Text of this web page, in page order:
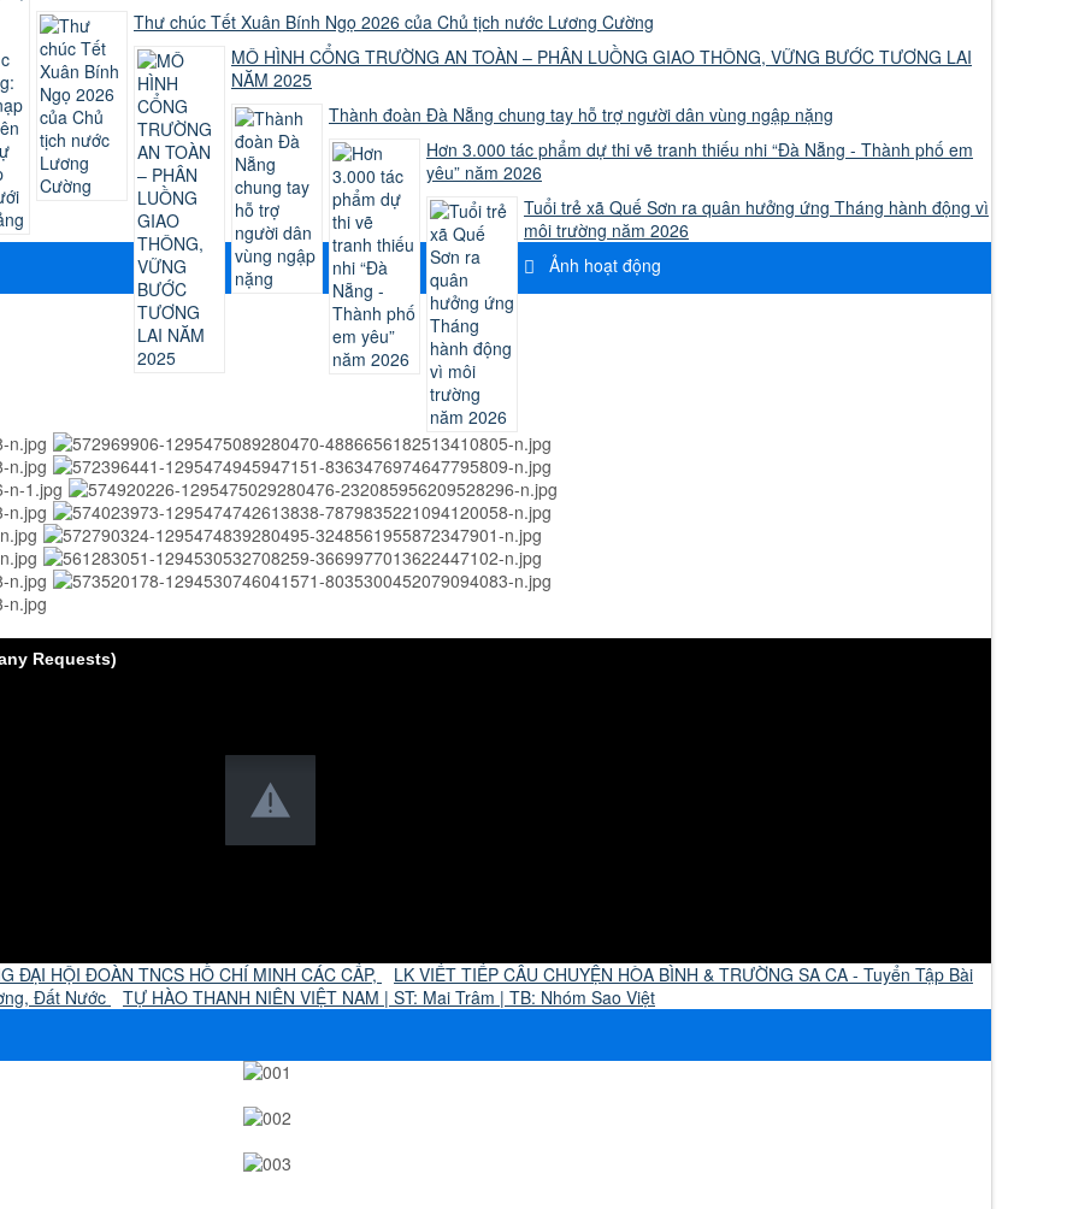
Thư chúc Tết Xuân Bính Ngọ 2026 của Chủ tịch nước Lương Cường
MÔ HÌNH CỔNG TRƯỜNG AN TOÀN – PHÂN LUỒNG GIAO THÔNG, VỮNG BƯỚC TƯƠNG LAI
NĂM 2025
Thành đoàn Đà Nẵng chung tay hỗ trợ người dân vùng ngập nặng
Hơn 3.000 tác phẩm dự thi vẽ tranh thiếu nhi “Đà Nẵng - Thành phố em
yêu” năm 2026
Tuổi trẻ xã Quế Sơn ra quân hưởng ứng Tháng hành động vì
môi trường năm 2026
Ảnh hoạt động
Requests)
ĐẠI HỘI ĐOÀN TNCS HỒ CHÍ MINH CÁC CẤP,
LK VIẾT TIẾP CÂU CHUYỆN HÒA BÌNH & TRƯỜNG SA CA - Tuyển Tập Bài
Đất Nước
TỰ HÀO THANH NIÊN VIỆT NAM | ST: Mai Trâm | TB: Nhóm Sao Việt